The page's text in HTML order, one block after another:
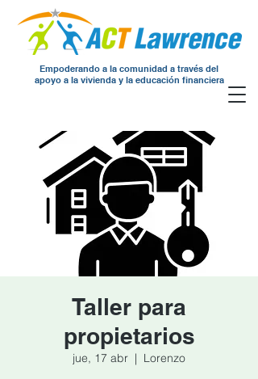
Empoderando a la comunidad a través del
apoyo a la vivienda y la educación financiera
Taller para
propietarios
jue, 17 abr
  |
Lorenzo